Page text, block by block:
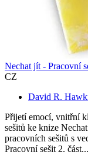
Nechat jít - Pracovní
CZ
David R.
Přijetí emocí, vnitřní
sešitů ke knize
pracovních sešitů s
Pracovní sešit 2. část...